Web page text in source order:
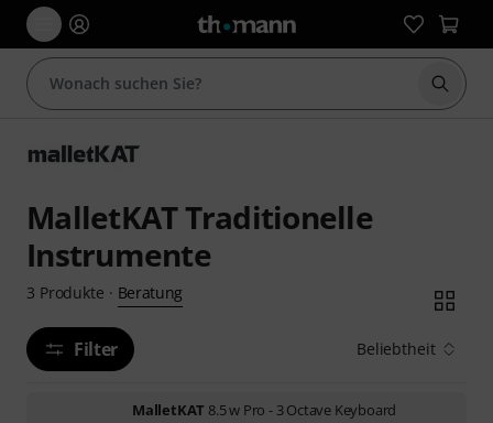
Suche
MalletKAT Traditionelle
Instrumente
3 Produkte · Beratung
Filter Beliebtheit
MalletKAT 8.5 w Pro - 3 Octave Keyboard